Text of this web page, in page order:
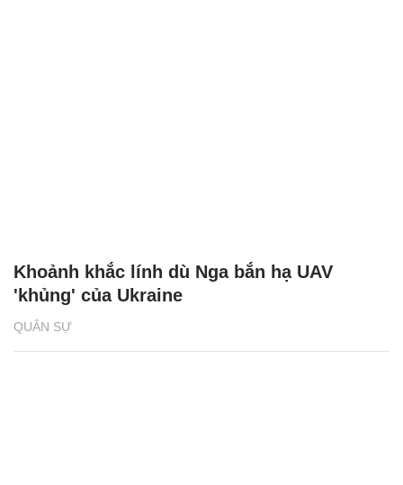
QUÂN SỰ
Khoảnh khắc lính dù Nga bắn hạ UAV
'khủng' của Ukraine